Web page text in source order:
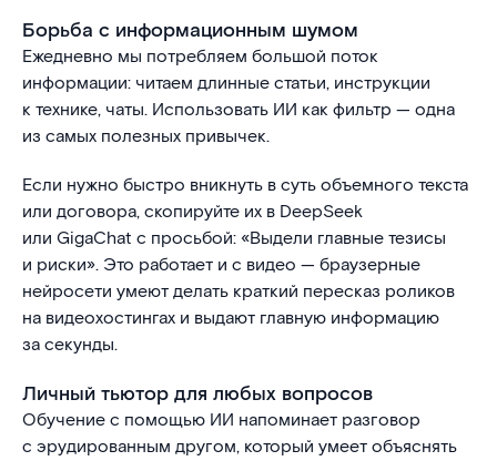
Борьба с информационным шумом
Ежедневно мы потребляем большой поток
информации: читаем длинные статьи, инструкции
к технике, чаты. Использовать ИИ как фильтр — одна
из самых полезных привычек.
Если нужно быстро вникнуть в суть объемного текста
или договора, скопируйте их в DeepSeek
или GigaChat с просьбой: «Выдели главные тезисы
и риски». Это работает и с видео — браузерные
нейросети умеют делать краткий пересказ роликов
на видеохостингах и выдают главную информацию
за секунды.
Личный тьютор для любых вопросов
Обучение с помощью ИИ напоминает разговор
с эрудированным другом, который умеет объяснять